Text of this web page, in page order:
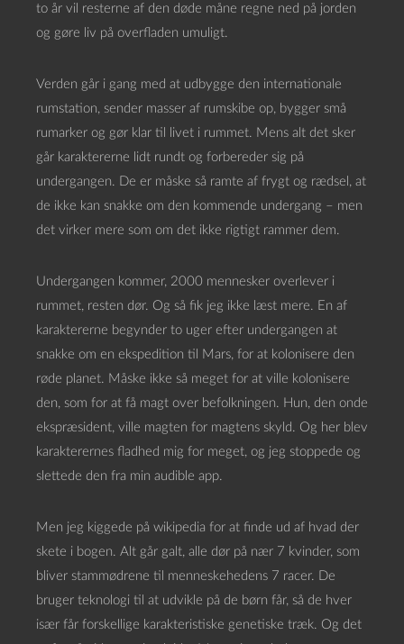
to år vil resterne af den døde måne regne ned på jorden
og gøre liv på overfladen umuligt.
Verden går i gang med at udbygge den internationale
rumstation, sender masser af rumskibe op, bygger små
rumarker og gør klar til livet i rummet. Mens alt det sker
går karaktererne lidt rundt og forbereder sig på
undergangen. De er måske så ramte af frygt og rædsel, at
de ikke kan snakke om den kommende undergang – men
det virker mere som om det ikke rigtigt rammer dem.
Undergangen kommer, 2000 mennesker overlever i
rummet, resten dør. Og så fik jeg ikke læst mere. En af
karaktererne begynder to uger efter undergangen at
snakke om en ekspedition til Mars, for at kolonisere den
røde planet. Måske ikke så meget for at ville kolonisere
den, som for at få magt over befolkningen. Hun, den onde
ekspræsident, ville magten for magtens skyld. Og her blev
karakterernes fladhed mig for meget, og jeg stoppede og
slettede den fra min audible app.
Men jeg kiggede på wikipedia for at finde ud af hvad der
skete i bogen. Alt går galt, alle dør på nær 7 kvinder, som
bliver stammødrene til menneskehedens 7 racer. De
bruger teknologi til at udvikle på de børn får, så de hver
især får forskellige karakteristiske genetiske træk. Og det